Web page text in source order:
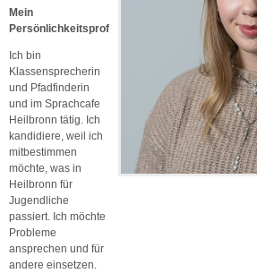
Mein
Persönlichkeitsprofil:
Ich bin
Klassensprecherin
und Pfadfinderin
und im Sprachcafe
Heilbronn tätig. Ich
kandidiere, weil ich
mitbestimmen
möchte, was in
Heilbronn für
Jugendliche
passiert. Ich möchte
Probleme
ansprechen und für
andere einsetzen.